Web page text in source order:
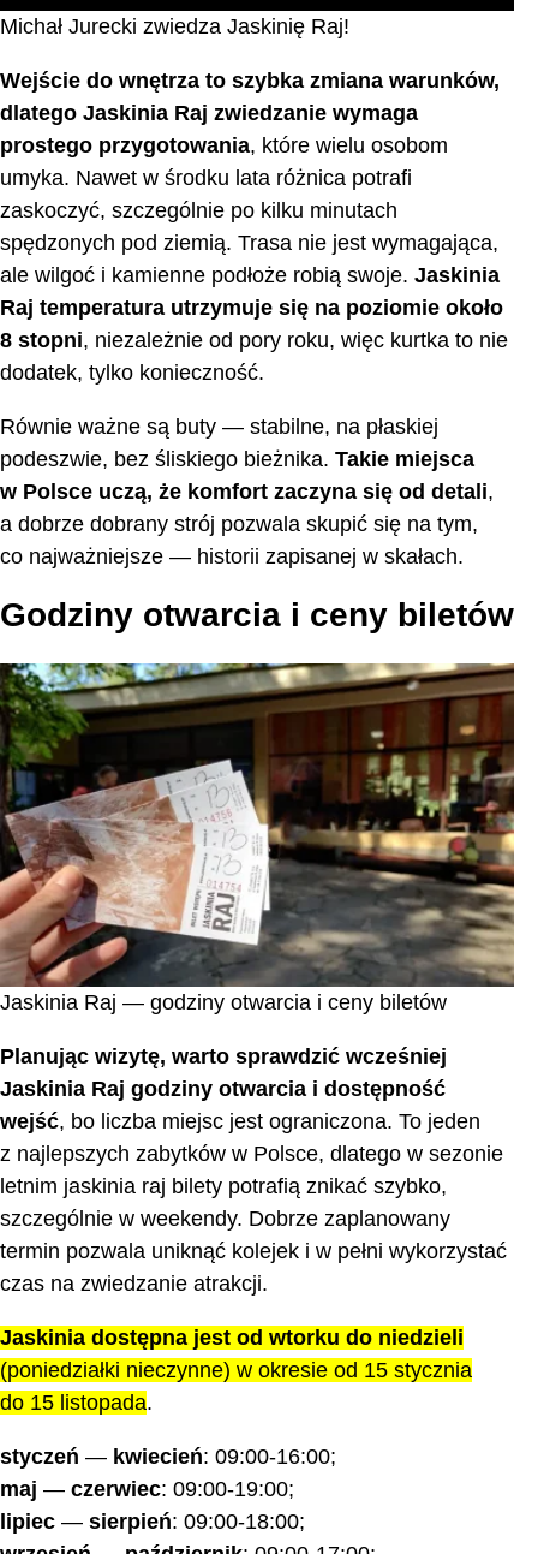
Michał Jurecki zwiedza Jaskinię Raj!
Wejście do wnętrza to szybka zmiana warunków,
dlatego Jaskinia Raj zwiedzanie wymaga
prostego przygotowania, które wielu osobom
umyka. Nawet w środku lata różnica potrafi
zaskoczyć, szczególnie po kilku minutach
spędzonych pod ziemią. Trasa nie jest wymagająca,
ale wilgoć i kamienne podłoże robią swoje. Jaskinia
Raj temperatura utrzymuje się na poziomie około
8 stopni, niezależnie od pory roku, więc kurtka to nie
dodatek, tylko konieczność.
Równie ważne są buty — stabilne, na płaskiej
podeszwie, bez śliskiego bieżnika. Takie miejsca
w Polsce uczą, że komfort zaczyna się od detali,
a dobrze dobrany strój pozwala skupić się na tym,
co najważniejsze — historii zapisanej w skałach.
Godziny otwarcia i ceny biletów
Jaskinia Raj — godziny otwarcia i ceny biletów
Planując wizytę, warto sprawdzić wcześniej
Jaskinia Raj godziny otwarcia i dostępność
wejść, bo liczba miejsc jest ograniczona. To jeden
z najlepszych zabytków w Polsce, dlatego w sezonie
letnim jaskinia raj bilety potrafią znikać szybko,
szczególnie w weekendy. Dobrze zaplanowany
termin pozwala uniknąć kolejek i w pełni wykorzystać
czas na zwiedzanie atrakcji.
Jaskinia dostępna jest od wtorku do niedzieli
(poniedziałki nieczynne) w okresie od 15 stycznia
do 15 listopada.
styczeń — kwiecień: 09:00-16:00;
maj — czerwiec: 09:00-19:00;
lipiec — sierpień: 09:00-18:00;